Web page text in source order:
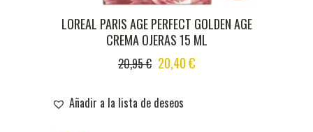
LOREAL PARIS AGE PERFECT GOLDEN AGE
CREMA OJERAS 15 ML
20,95€ ORIGINAL
WAS:
20,95 €.
20,40€CURRENT
Añadir a la lista de deseos